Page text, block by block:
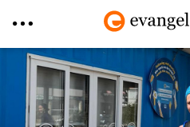
Direkt
zum
Inhalt